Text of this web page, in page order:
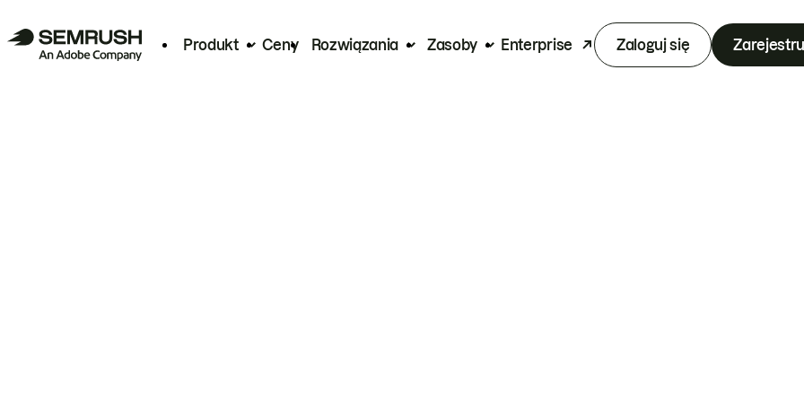
Produkt Ceny Rozwiązania Zasoby Enterprise Zaloguj się